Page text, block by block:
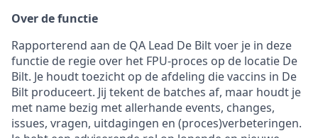
Over de functie
Rapporterend aan de QA Lead De Bilt voer je in deze
functie de regie over het FPU-proces op de locatie De
Bilt. Je houdt toezicht op de afdeling die vaccins in De
Bilt produceert. Jij tekent de batches af, maar houdt je
met name bezig met allerhande events, changes,
issues, vragen, uitdagingen en (proces)verbeteringen.